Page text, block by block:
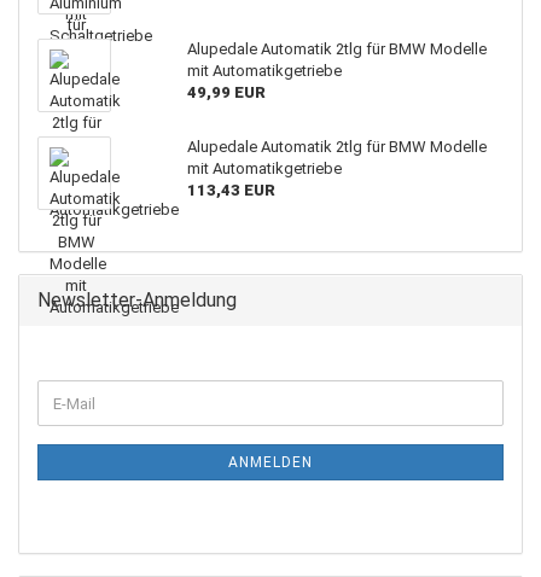
Alupedale Automatik 2tlg für BMW Modelle
mit Automatikgetriebe
49,99 EUR
Alupedale Automatik 2tlg für BMW Modelle
mit Automatikgetriebe
113,43 EUR
Newsletter-Anmeldung
ANMELDEN